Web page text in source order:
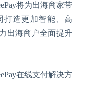
将为出海商家带
打造更加智能、高
出海商户全面提升
在线支付解决方